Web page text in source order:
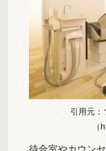
引用元：